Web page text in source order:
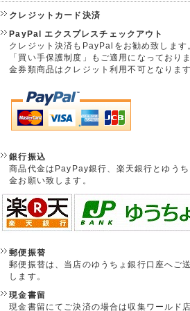
クレジットカード決済
PayPal エクスプレスチェックアウト
クレジット決済もPayPalをお勧め致します
「買い手保護制度」もご適用になっており
金券類商品はクレジット利用不可となります
銀行振込
商品代金はPayPay銀行、楽天銀行とゆう
金お願い致します。
郵便振替
郵便振替は、当店のゆうちょ銀行口座へご
します。
現金書留
現金書留にてご決済の場合は収集ワールド